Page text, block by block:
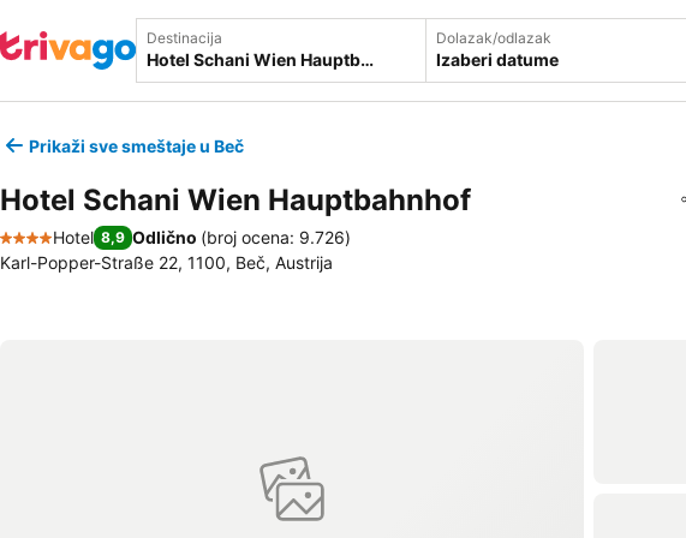
Destinacija Dolazak/odlazak
Izaberi datume
Prikaži sve smeštaje u Beč
Hotel Schani Wien Hauptbahnhof
4 Zvezdice
Hotel 8,9 Odlično (broj ocena: 9.726)
Karl-Popper-Straße 22, 1100, Beč, Austrija